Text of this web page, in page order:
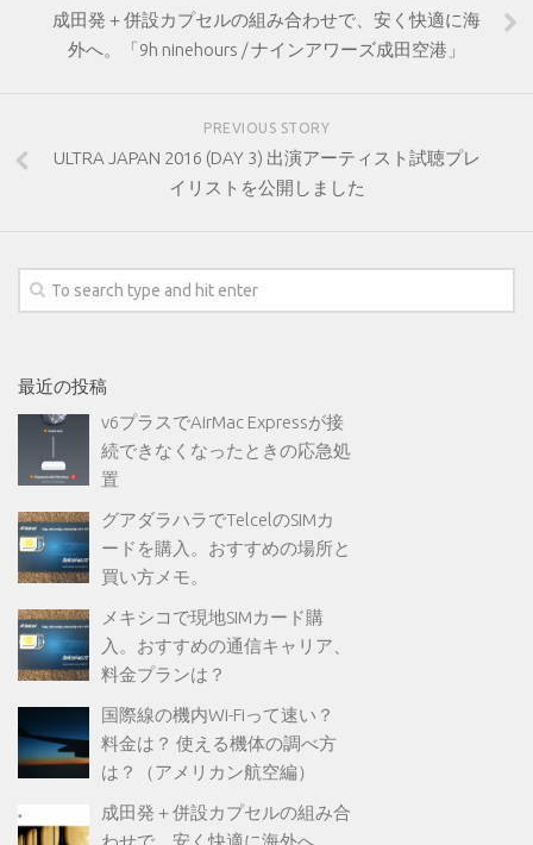
成田発＋併設カプセルの組み合わせで、安く快適に海
外へ。「9h ninehours / ナインアワーズ成田空港」
PREVIOUS STORY
ULTRA JAPAN 2016 (DAY 3) 出演アーティスト試聴プレ
イリストを公開しました
最近の投稿
v6プラスでAirMac Expressが接
続できなくなったときの応急処
置
グアダラハラでTelcelのSIMカ
ードを購入。おすすめの場所と
買い方メモ。
メキシコで現地SIMカード購
入。おすすめの通信キャリア、
料金プランは？
国際線の機内Wi-Fiって速い？
料金は？ 使える機体の調べ方
は？（アメリカン航空編）
成田発＋併設カプセルの組み合
わせで、安く快適に海外へ。